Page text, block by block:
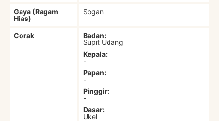
Gaya (Ragam
Hias)
Sogan
Corak
Badan:
Supit Udang
Kepala:
-
Papan:
-
Pinggir:
-
Dasar:
Ukel